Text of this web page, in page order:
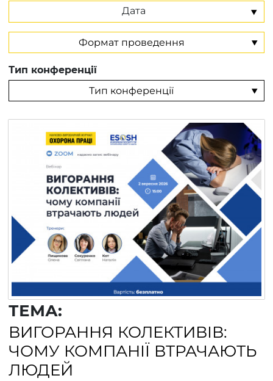
Дата
Тип конференції
ТЕМА:
ВИГОРАННЯ КОЛЕКТИВІВ:
ЧОМУ КОМПАНІЇ ВТРАЧАЮТЬ
ЛЮДЕЙ